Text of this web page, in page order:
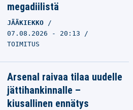
megadiilistä
JÄÄKIEKKO
07.08.2026 - 20:13
TOIMITUS
Arsenal raivaa tilaa uudelle
jättihankinnalle –
kiusallinen ennätys